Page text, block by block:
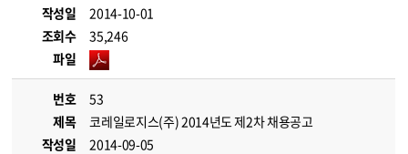
작성일
2014-10-01
조회수
35,246
파일
번호
53
제목
코레일로지스(주) 2014년도 제2차 채용공고
작성일
2014-09-05